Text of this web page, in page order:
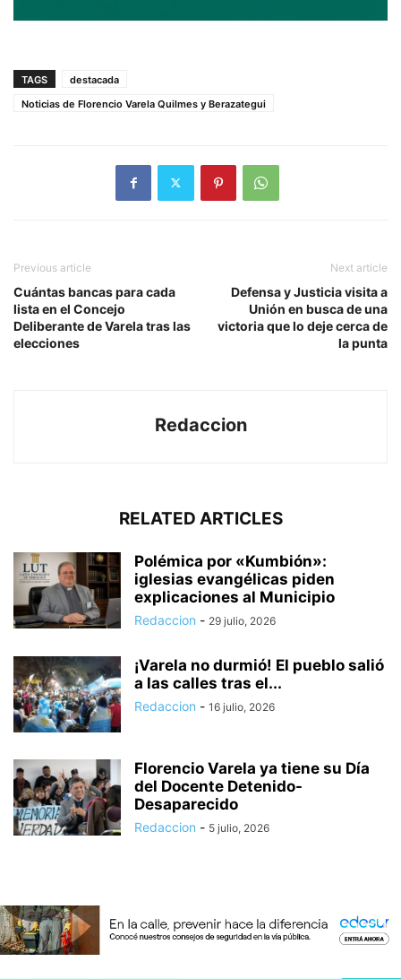
TAGS
destacada
Noticias de Florencio Varela Quilmes y Berazategui
Previous article
Cuántas bancas para cada
lista en el Concejo
Deliberante de Varela tras las
elecciones
Next article
Defensa y Justicia visita a
Unión en busca de una
victoria que lo deje cerca de
la punta
Redaccion
RELATED ARTICLES
Polémica por «Kumbión»:
iglesias evangélicas piden
explicaciones al Municipio
Redaccion - 29 julio, 2026
¡Varela no durmió! El pueblo salió
a las calles tras el...
Redaccion - 16 julio, 2026
Florencio Varela ya tiene su Día
del Docente Detenido-
Desaparecido
Redaccion - 5 julio, 2026